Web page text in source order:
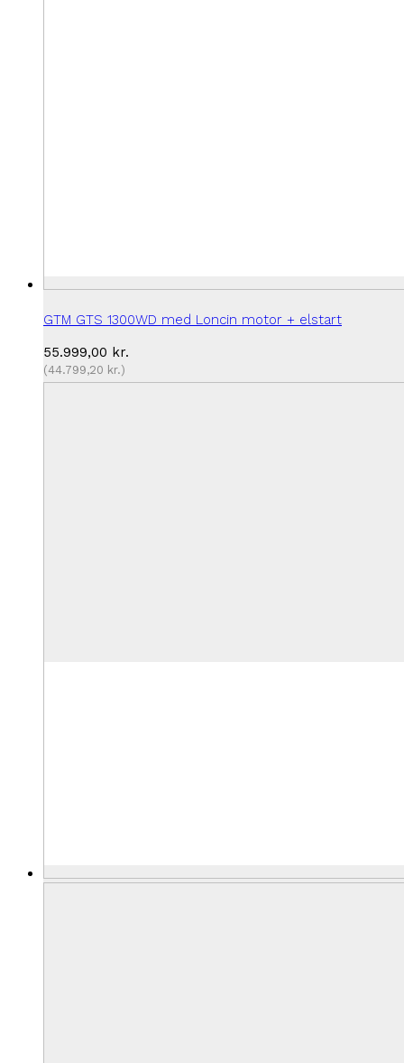
GTM GTS 1300WD med Loncin motor + elstart
55.999,00 kr.
(44.799,20 kr.)